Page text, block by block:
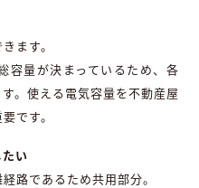
ます。
容量が決まっているため、各
。使える電気容量を不動産屋
です。
い
路であるため共用部分。